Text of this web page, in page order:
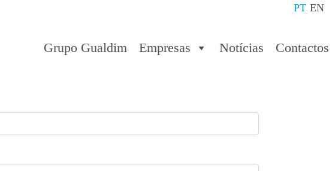
PT EN
Grupo Gualdim Empresas Notícias Contactos